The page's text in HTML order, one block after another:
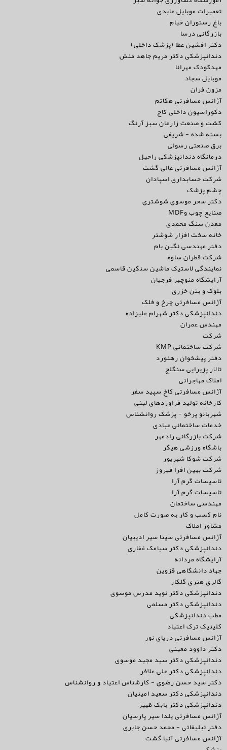
تعمیرات موبایل عابدی
باغ رستوران خیام
بازرگانی درسا
دکتر افشین عطا (پزشک داخلی)
دندانپزشکی دکتر مریم جاهد منش
مهدکودک مهرانا
موبایل سجاد
مزون فران
آژانس مسافرتی هکاتم
دکوراسیون داخلی کاج
کشت و صنعت زارعان سبز آرنگ
بسته شده - شریفی
برق صنعتی رسولی
درمانگاه دندانپزشکی راحیل
آژانس مسافرتی عالی گشت
شرکت حسابداری اسپادان
چشم پزشک
دکتر سحر موسوی شوشتری
صنایع چوب وMDF
معدن سنگ محمدی
خانه سخت افزار شوشتر
دفتر مهندسی نگین بام
شرکت قطران ساوه
نمایندگی لاستیک ماشین سنگین قاسمی
آرایشگاه منوچهر فرجیان
بلوک و بتن خزری
آژانس مسافرتی چرخ و فلک
دندانپزشکی دکتر شهرام علیزاده
مهندس عمران
شرکت
شرکت ساختمانی KMP
دفتر پیشخوان رهنورد
تالار پزیرایی سنگلج
املاک مهاجرانی
آژانس مسافرتی کاخ سپید سفر
کارخانه تولید فراوردهای لبنی
شهربانو پرخو - پزشک روانشناس
خدمات ساختمانی عبادی
شرکت بازرگانی رادمهر
باشگاه ورزشی هیگر
شرکت شوکا شهریور
شرکت بهین افرا فیروز
تاسیسات گرم آرا
تاسیسات گرم آرا
مهندسی ساختمان
نام کسب و کار به صورت کامل
مشاور املاک
آژانس مسافرتی سینا سیر ادیبیان
دندانپزشکی دکتر سیامک غفاری
آرایشگاه مردانه
جهاد دانشگاهی قزوین
گالری هنری گلکار
دندانپزشکی دکتر نوید مدرس موسوی
دندانپزشکی دکتر مسلمی
مطب دندانپزشکی
کلینیک ترک اعتیاد
آژانس مسافرتی دریای نور
دکتر داوود معینی
دندانپزشکی دکتر سید مجید موسوی
دندانپزشکی دکتر علی علافر
دکتر سید حسن رضوی - کارشناس اعتیاد و روانشناس
دندانپزشکی دکتر سعید امینیان
دندانپزشکی دکتر بابک ظهیر
آژانس مسافرتی یلدا سیر پارسیان
دفتر تبلیغاتی - محمد حسن جابری
آژانس مسافرتی آنیا گشت